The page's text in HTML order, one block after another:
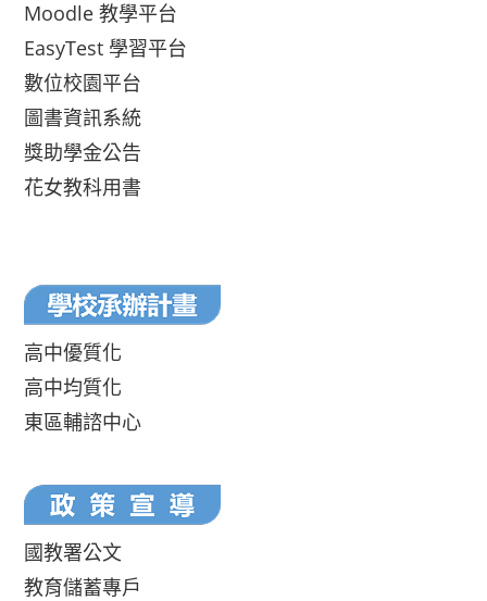
Moodle 教學平台
EasyTest 學習平台
數位校園平台
圖書資訊系統
獎助學金公告
花女教科用書
高中優質化
高中均質化
東區輔諮中心
國教署公文
教育儲蓄專戶